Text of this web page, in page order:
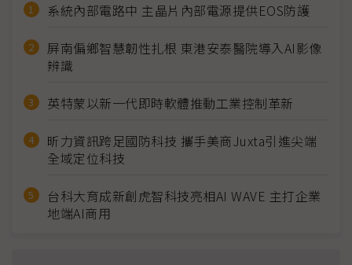
系統內部電路中 主晶片內部電源提供EOS防護
屏南偏鄉智慧韌性扎根 東港安泰醫院導入AI影像
辨識
英特蒙以新一代即時軟體推動工業控制革新
昕力資訊跨足國防科技 攜手美商Juxta引進尖端
全域定位科技
台科大育成新創虎智科技亮相AI WAVE 主打企業
地端AI商用